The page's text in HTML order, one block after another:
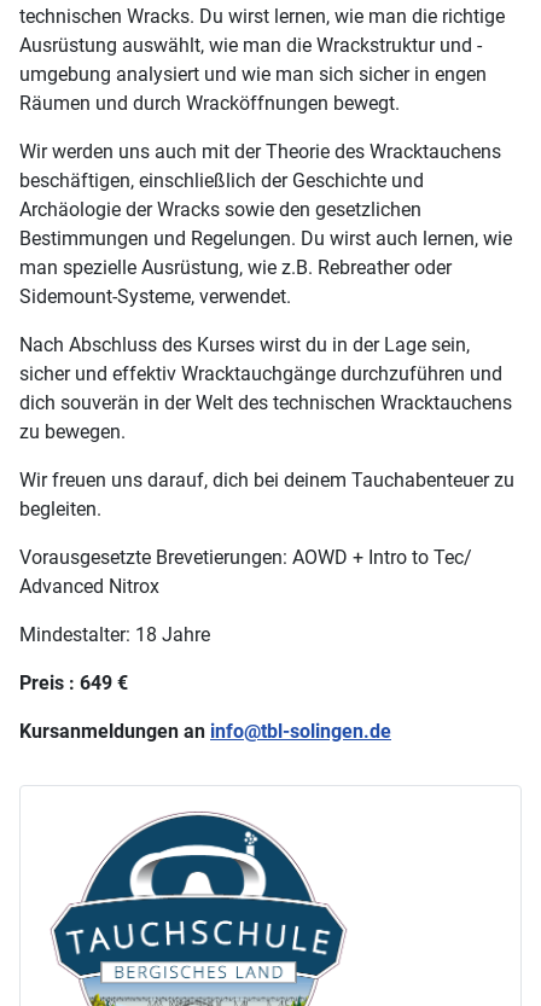
technischen Wracks. Du wirst lernen, wie man die richtige
Ausrüstung auswählt, wie man die Wrackstruktur und -
umgebung analysiert und wie man sich sicher in engen
Räumen und durch Wracköffnungen bewegt.
Wir werden uns auch mit der Theorie des Wracktauchens
beschäftigen, einschließlich der Geschichte und
Archäologie der Wracks sowie den gesetzlichen
Bestimmungen und Regelungen. Du wirst auch lernen, wie
man spezielle Ausrüstung, wie z.B. Rebreather oder
Sidemount-Systeme, verwendet.
Nach Abschluss des Kurses wirst du in der Lage sein,
sicher und effektiv Wracktauchgänge durchzuführen und
dich souverän in der Welt des technischen Wracktauchens
zu bewegen.
Wir freuen uns darauf, dich bei deinem Tauchabenteuer zu
begleiten.
Vorausgesetzte Brevetierungen: AOWD + Intro to Tec/
Advanced Nitrox
Mindestalter: 18 Jahre
Preis : 649 €
Kursanmeldungen an info@tbl-solingen.de